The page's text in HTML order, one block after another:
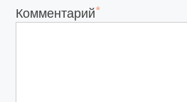
Комментарий*